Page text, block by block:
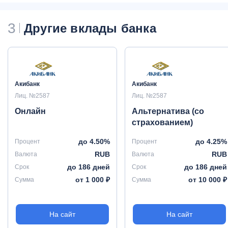
3 Другие вклады банка
Акибанк
Лиц. №2587
Онлайн
Процент до 4.50%
Валюта RUB
Срок до 186 дней
Сумма от 1 000 ₽
На сайт
Акибанк
Лиц. №2587
Альтернатива (со
страхованием)
Процент до 4.25%
Валюта RUB
Срок до 186 дней
Сумма от 10 000 ₽
На сайт